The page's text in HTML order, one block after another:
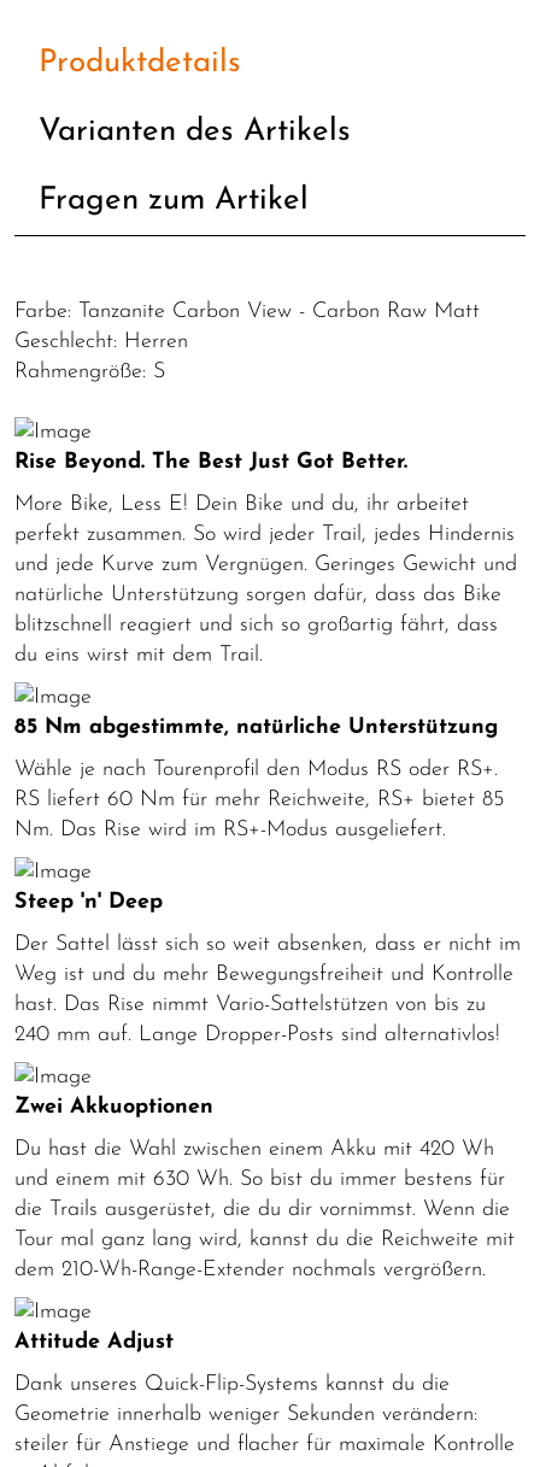
Produktdetails
Varianten des Artikels
Fragen zum Artikel
Farbe: Tanzanite Carbon View - Carbon Raw Matt
Geschlecht: Herren
Rahmengröße: S
Rise Beyond. The Best Just Got Better.
More Bike, Less E! Dein Bike und du, ihr arbeitet
perfekt zusammen. So wird jeder Trail, jedes Hindernis
und jede Kurve zum Vergnügen. Geringes Gewicht und
natürliche Unterstützung sorgen dafür, dass das Bike
blitzschnell reagiert und sich so großartig fährt, dass
du eins wirst mit dem Trail.
85 Nm abgestimmte, natürliche Unterstützung
Wähle je nach Tourenprofil den Modus RS oder RS+.
RS liefert 60 Nm für mehr Reichweite, RS+ bietet 85
Nm. Das Rise wird im RS+-Modus ausgeliefert.
Steep 'n' Deep
Der Sattel lässt sich so weit absenken, dass er nicht im
Weg ist und du mehr Bewegungsfreiheit und Kontrolle
hast. Das Rise nimmt Vario-Sattelstützen von bis zu
240 mm auf. Lange Dropper-Posts sind alternativlos!
Zwei Akkuoptionen
Du hast die Wahl zwischen einem Akku mit 420 Wh
und einem mit 630 Wh. So bist du immer bestens für
die Trails ausgerüstet, die du dir vornimmst. Wenn die
Tour mal ganz lang wird, kannst du die Reichweite mit
dem 210-Wh-Range-Extender nochmals vergrößern.
Attitude Adjust
Dank unseres Quick-Flip-Systems kannst du die
Geometrie innerhalb weniger Sekunden verändern:
steiler für Anstiege und flacher für maximale Kontrolle